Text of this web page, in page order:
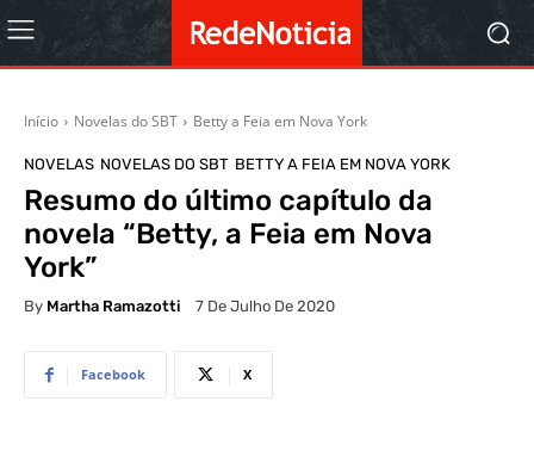
Início Novelas do SBT Betty a Feia em Nova York
NOVELAS NOVELAS DO SBT BETTY A FEIA EM NOVA YORK
Resumo do último capítulo da
novela “Betty, a Feia em Nova
York”
By Martha Ramazotti 7 De Julho De 2020
Facebook X